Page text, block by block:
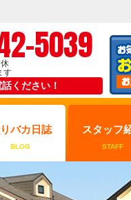
5039
となります
ください！
バカ日誌
BLOG
スタッフ
STAFF